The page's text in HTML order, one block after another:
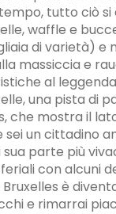
tutto ciò
waffle e
di varietà)
massiccia e
al
una pista di
che mostra il
sei un cittadino
parte più
con alcuni
è
e rimarrai